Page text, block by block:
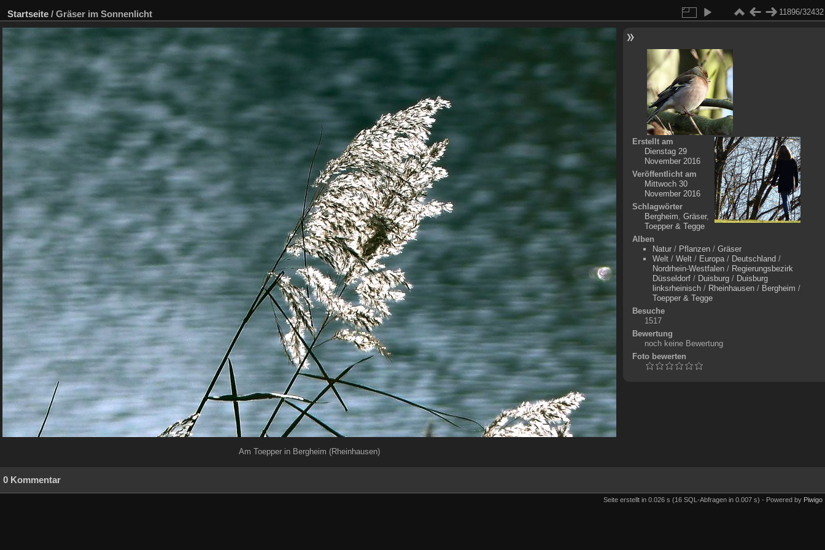
Startseite / Gräser im Sonnenlicht 11896/32432
Am Toepper in Bergheim (Rheinhausen)
Erstellt am
Dienstag 29
November 2016
Veröffentlicht am
Mittwoch 30
November 2016
Schlagwörter
Bergheim, Gräser,
Toepper & Tegge
Alben
Natur/ Pflanzen/ Gräser
Welt/ Welt/ Europa/ Deutschland /
Nordrhein-Westfalen/ Regierungsbezirk
Düsseldorf/ Duisburg/ Duisburg
linksrheinisch/ Rheinhausen/ Bergheim /
Toepper & Tegge
Besuche
1517
Bewertung
noch keine Bewertung
Foto bewerten
0 Kommentar
Seite erstellt in 0.026 s (16 SQL-Abfragen in 0.007 s) - Powered by Piwigo